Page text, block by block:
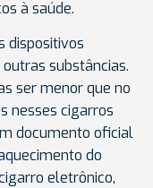
à saúde.
dispositivos
substâncias.
ser menor que no
nesses cigarros
documento oficial
do
eletrônico,